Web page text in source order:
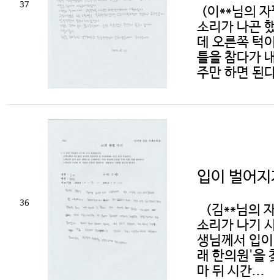
37
(이**님의 자
소리가 나곤
데 오른쪽 턱
틀을 참다가
주만 하면 된
36
입이 벌어
(김**님의
소리가 나기
생님께서 입
래 한의원'을
마 뒤 시간...